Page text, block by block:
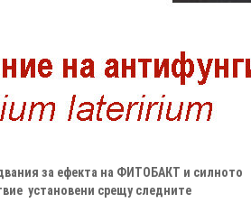
за ефекта на ФИТОБАКТ и силното
установени срещу следните